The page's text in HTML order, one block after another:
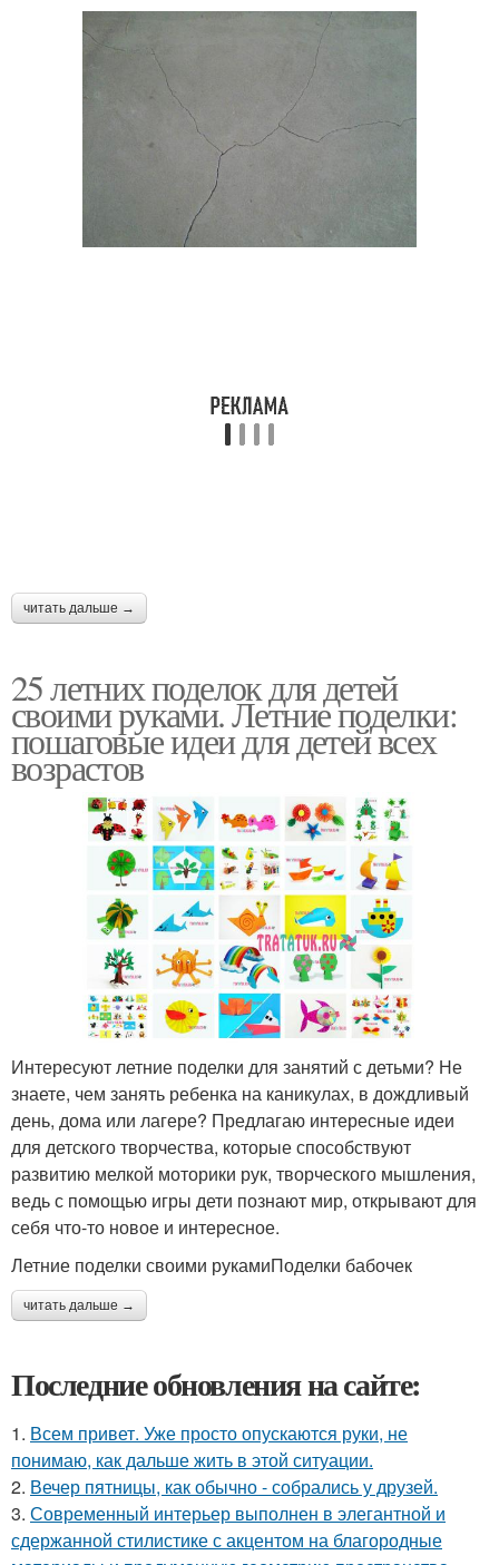
читать дальше →
25 летних поделок для детей
своими руками. Летние поделки:
пошаговые идеи для детей всех
возрастов
Интересуют летние поделки для занятий с детьми? Не
знаете, чем занять ребенка на каникулах, в дождливый
день, дома или лагере? Предлагаю интересные идеи
для детского творчества, которые способствуют
развитию мелкой моторики рук, творческого мышления,
ведь с помощью игры дети познают мир, открывают для
себя что-то новое и интересное.
Летние поделки своими рукамиПоделки бабочек
читать дальше →
Последние обновления на сайте:
1. Всем привет. Уже просто опускаются руки, не
понимаю, как дальше жить в этой ситуации.
2. Вечер пятницы, как обычно - собрались у друзей.
3. Современный интерьер выполнен в элегантной и
сдержанной стилистике с акцентом на благородные